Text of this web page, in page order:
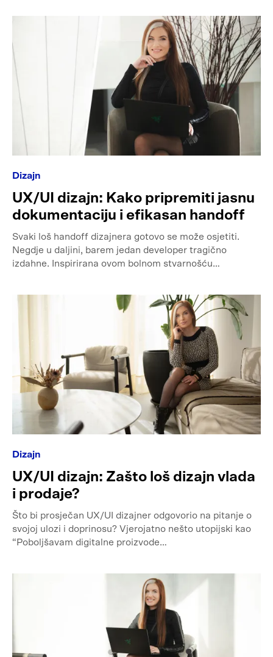
Dizajn
UX/UI dizajn: Kako pripremiti jasnu
dokumentaciju i efikasan handoff
Svaki loš handoff dizajnera gotovo se može osjetiti.
Negdje u daljini, barem jedan developer tragično
izdahne. Inspirirana ovom bolnom stvarnošću…
Dizajn
UX/UI dizajn: Zašto loš dizajn vlada
i prodaje?
Što bi prosječan UX/UI dizajner odgovorio na pitanje o
svojoj ulozi i doprinosu? Vjerojatno nešto utopijski kao
“Poboljšavam digitalne proizvode…